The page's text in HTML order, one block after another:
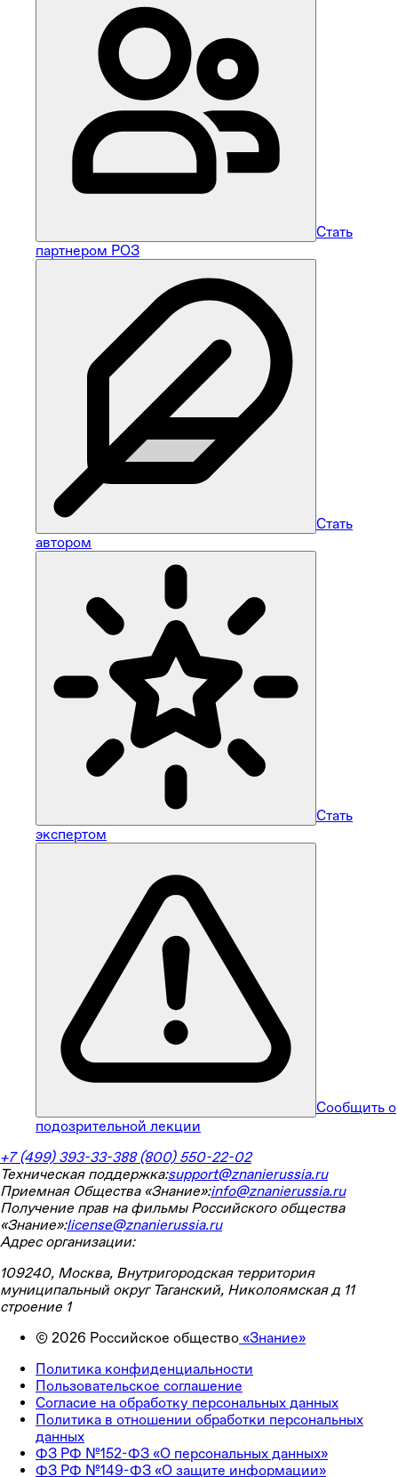
Стать
партнером РОЗ
Стать
автором
Стать
экспертом
Сообщить о
подозрительной лекции
+7 (499) 393-33-388 (800) 550-22-02
Техническая поддержка:support@znanierussia.ru
Приемная Общества «Знание»:info@znanierussia.ru
Получение прав на фильмы Российского общества
«Знание»:license@znanierussia.ru
Адрес организации:
109240, Москва, Внутригородская территория
муниципальный округ Таганский, Николоямская д 11
строение 1
© 2026 Российское общество «Знание»
Политика конфиденциальности
Пользовательское соглашение
Согласие на обработку персональных данных
Политика в отношении обработки персональных
данных
ФЗ РФ №152-ФЗ «О персональных данных»
ФЗ РФ №149-ФЗ «О защите информации»